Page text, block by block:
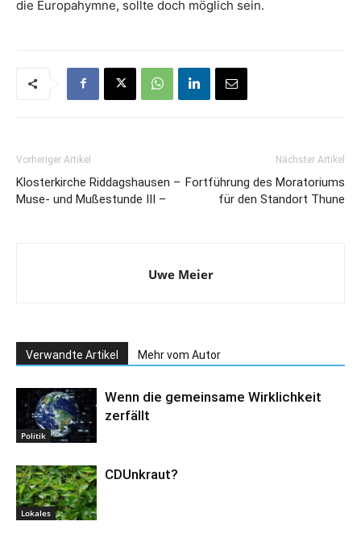
die Europahymne, sollte doch möglich sein.
Vorheriger Artikel
Klosterkirche Riddagshausen –
Muse- und Mußestunde III –
Nächster Artikel
Fortführung des Moratoriums
für den Standort Thune
Uwe Meier
Verwandte Artikel Mehr vom Autor
Politik
Wenn die gemeinsame Wirklichkeit
zerfällt
Lokales
CDUnkraut?